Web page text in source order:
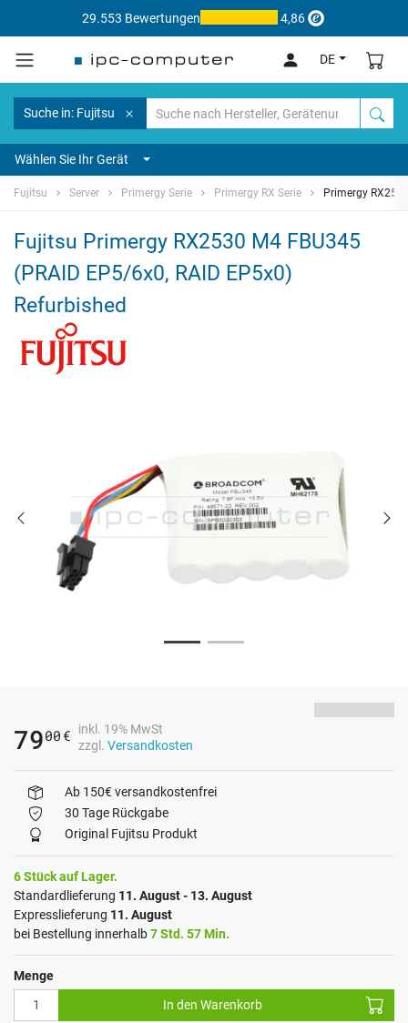
29.553 Bewertungen 4,86
DE
Suche in: Fujitsu
Wählen Sie Ihr Gerät
Fujitsu Server Primergy Serie Primergy RX Serie Primergy
Fujitsu Primergy RX2530 M4 FBU345
(PRAID EP5/6x0, RAID EP5x0)
Refurbished
7900 €
inkl. 19% MwSt
zzgl. Versandkosten
Ab 150€ versandkostenfrei
30 Tage Rückgabe
Original Fujitsu Produkt
6 Stück auf Lager.
Standardlieferung 11. August - 13. August
Expresslieferung 11. August
bei Bestellung innerhalb7 Std. 57 Min.
Menge
In den Warenkorb